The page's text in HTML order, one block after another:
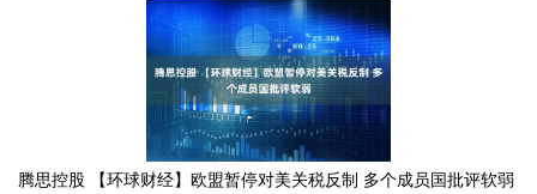
腾思控股 【环球财经】欧盟暂停对美关税反制 多个成员国批评软弱